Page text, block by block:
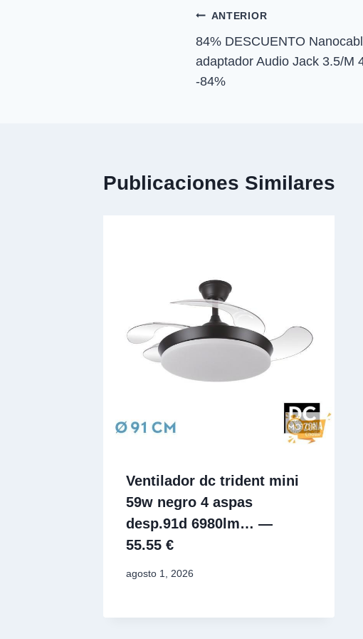
Navegación
de
entradas
ANTERIOR
84% DESCUENTO
adaptador Audio Jack 3.5/
-84%
Publicaciones Similares
Ventilador dc trident mini
59w negro 4 aspas
desp.91d 6980lm… —
55.55 €
agosto 1, 2026